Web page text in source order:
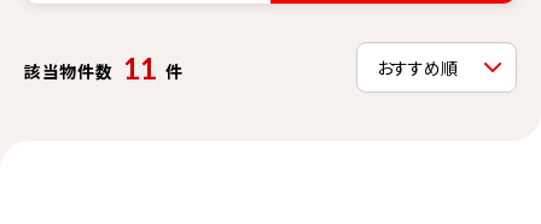
該当物件数 11 件